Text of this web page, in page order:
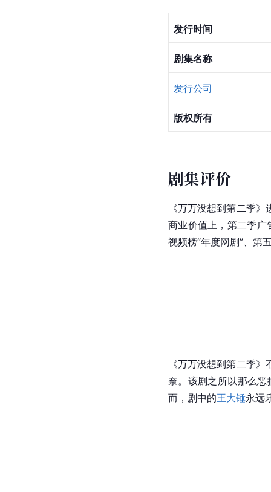
发行时间
剧集名称
发行公司
版权所有
剧集评价
《万万没想到第二季
商业价值上，第二季
视频榜“年度网剧”、第
《万万没想到第二季
奈。该剧之所以那么恶
而，剧中的王大锤永远